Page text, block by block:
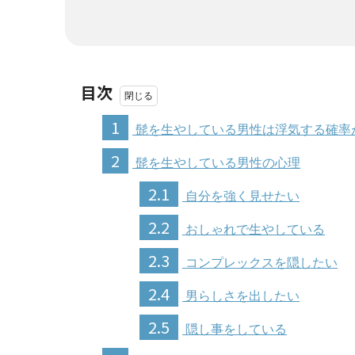
目次
1
髭を生やしている男性は浮気する確率
2 髭を生やしている男性の心理
2.1 自分を強く見せたい
2.2 おしゃれで生やしている
2.3 コンプレックスを隠したい
2.4 男らしさを出したい
2.5 隠し事をしている